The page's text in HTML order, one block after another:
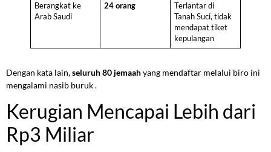
Berangkat ke
Arab Saudi
24 orang
Terlantar di
Tanah Suci, tidak
mendapat tiket
kepulangan
Dengan kata lain,seluruh 80 jemaahyang mendaftar melalui biro ini
mengalami nasib buruk .
Kerugian Mencapai Lebih dari
Rp3 Miliar